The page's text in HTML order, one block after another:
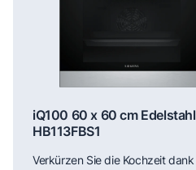
iQ100 60 x 60 cm Edelstahl
HB113FBS1
Verkürzen Sie die Kochzeit dank